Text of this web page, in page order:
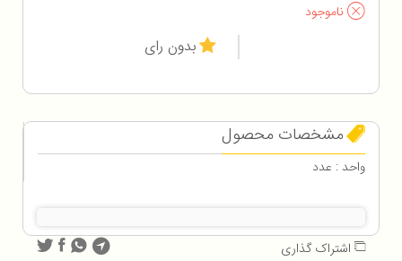
ناموجود
بدون رای
مشخصات محصول
واحد : عدد
اشتراک گذاری